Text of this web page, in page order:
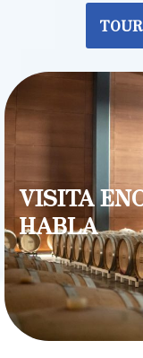
VISITA
HABLA